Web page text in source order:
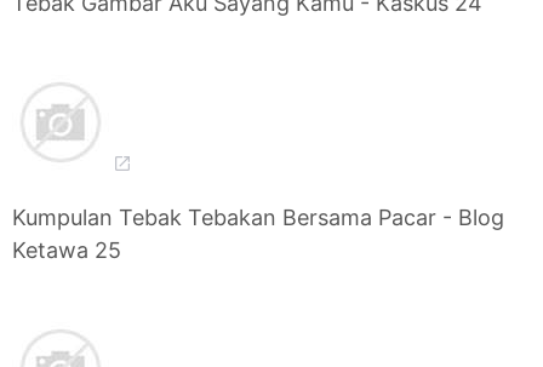
Kumpulan Tebak Tebakan Bersama Pacar - Blog
Ketawa 25